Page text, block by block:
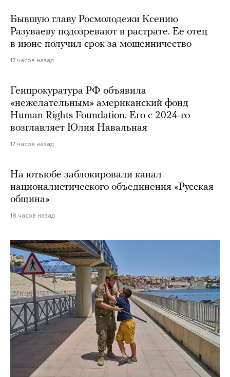
Бывшую главу Росмолодежи Ксению
Разуваеву подозревают в растрате. Ее отец
в июне получил срок за мошенничество
17 часов назад
Генпрокуратура РФ объявила
«нежелательным» американский фонд
Human Rights Foundation. Его с 2024-го
возглавляет Юлия Навальная
17 часов назад
На ютьюбе заблокировали канал
националистического объединения «Русская
община»
18 часов назад